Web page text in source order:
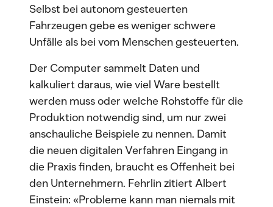
Selbst bei autonom gesteuerten
Fahrzeugen gebe es weniger schwere
Unfälle als bei vom Menschen gesteuerten.
Der Computer sammelt Daten und
kalkuliert daraus, wie viel Ware bestellt
werden muss oder welche Rohstoffe für die
Produktion notwendig sind, um nur zwei
anschauliche Beispiele zu nennen. Damit
die neuen digitalen Verfahren Eingang in
die Praxis finden, braucht es Offenheit bei
den Unternehmern. Fehrlin zitiert Albert
Einstein: «Probleme kann man niemals mit